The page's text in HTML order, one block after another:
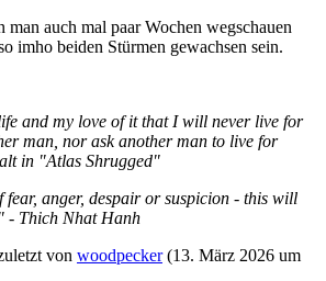
man auch mal paar Wochen wegschauen
imho beiden Stürmen gewachsen sein.
and my love of it that I will never live for
man, nor ask another man to live for
in "Atlas Shrugged"
fear, anger, despair or suspicion - this will
- Thich Nhat Hanh
von woodpecker(13. März 2026 um